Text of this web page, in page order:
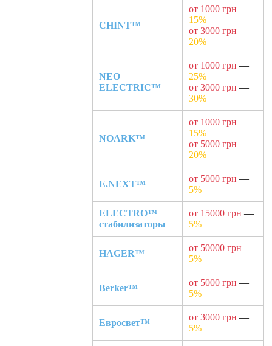
CHINT™
от 1000 грн —
15%
от 3000 грн —
20%
NEO
ELECTRIC™
от 1000 грн —
25%
от 3000 грн —
30%
NOARK™
от 1000 грн —
15%
от 5000 грн —
20%
E.NEXT™
от 5000 грн —
5%
ELECTRO™
стабилизаторы
от 15000 грн —
5%
HAGER™
от 50000 грн —
5%
Berker™
от 5000 грн —
5%
Евросвет™
от 3000 грн —
5%